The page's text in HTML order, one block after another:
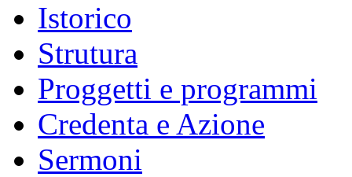
Istorico
Strutura
Proggetti e programmi
Credenta e Azione
Sermoni